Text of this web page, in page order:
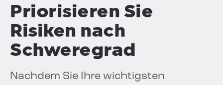
Priorisieren Sie
Risiken nach
Schweregrad
Nachdem Sie Ihre wichtigsten